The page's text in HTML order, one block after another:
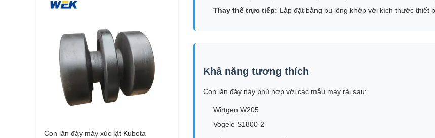
Con lăn đáy máy xúc lật Kubota
Thay thế trực tiếp: Lắp đặt bằng bu lông khớp với kích thước thiết
Khả năng tương thích
Con lăn đáy này phù hợp với các mẫu máy rải sau:
Wirtgen W205
Vogele S1800-2